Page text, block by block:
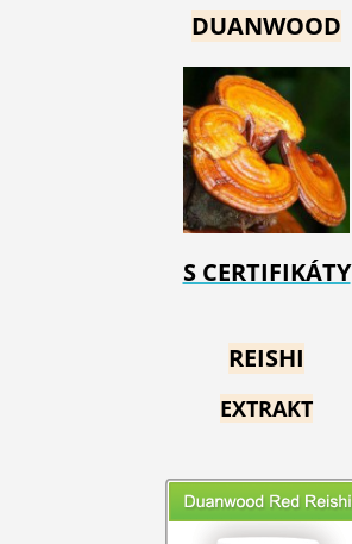
DUANWOOD
S CERTIFIKÁTY
REISHI
EXTRAKT